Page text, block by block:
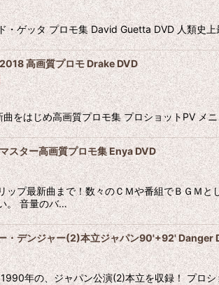
・ゲッタ プロモ集 David Guetta DVD 人類史
高画質プロモ Drake DVD
曲をはじめ高画質プロモ集 プロショットPV
スター高画質プロモ集 Enya DVD
ップ最新曲まで！数々のＣＭや番組でＢＧＭ
。 音量のバ…
・デンジャー(2)本立ジャパン90'+92' Danger
年の、ジャパン公演(2)本立を収録！ プ